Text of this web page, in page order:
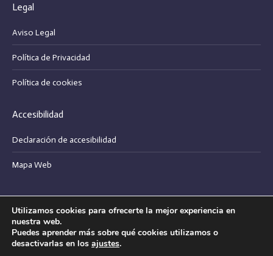
opens
new
window
new
window
Legal
Aviso Legal
Política de Privacidad
Política de cookies
Accesibilidad
Declaración de accesibilidad
Mapa Web
Bodegas Pablo Padín, s.l. - Copyright © 2025
Utilizamos cookies para ofrecerte la mejor experiencia en
nuestra web.
Puedes aprender más sobre qué cookies utilizamos o
desactivarlas en los ajustes.